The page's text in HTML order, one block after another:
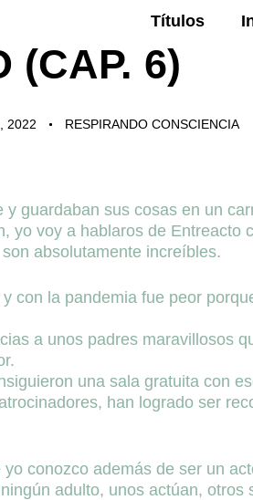
Títulos
(CAP. 6)
2022 RESPIRANDO CONSCIENCIA
guardaban sus cosas en un
yo voy a hablaros de
absolutamente increíbles.
con la pandemia fue peor
a unos padres maravillosos
una sala gratuita con
han logrado ser
conozco además de ser un
adulto, unos actúan,